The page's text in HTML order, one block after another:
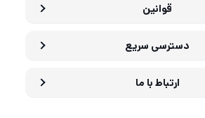
قوانین
دسترسی سریع
ارتباط با ما